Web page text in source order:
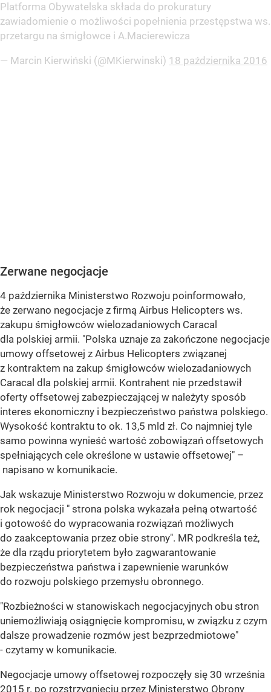
Platforma Obywatelska składa do prokuratury
zawiadomienie o możliwości popełnienia przestępstwa ws.
przetargu na śmigłowce i A.Macierewicza
— Marcin Kierwiński (@MKierwinski) 18 października 2016
Zerwane negocjacje
4 października Ministerstwo Rozwoju poinformowało,
że zerwano negocjacje z firmą Airbus Helicopters ws.
zakupu śmigłowców wielozadaniowych Caracal
dla polskiej armii. "Polska uznaje za zakończone negocjacje
umowy offsetowej z Airbus Helicopters związanej
z kontraktem na zakup śmigłowców wielozadaniowych
Caracal dla polskiej armii. Kontrahent nie przedstawił
oferty offsetowej zabezpieczającej w należyty sposób
interes ekonomiczny i bezpieczeństwo państwa polskiego.
Wysokość kontraktu to ok. 13,5 mld zł. Co najmniej tyle
samo powinna wynieść wartość zobowiązań offsetowych
spełniających cele określone w ustawie offsetowej" –
napisano w komunikacie.
Jak wskazuje Ministerstwo Rozwoju w dokumencie, przez
rok negocjacji " strona polska wykazała pełną otwartość
i gotowość do wypracowania rozwiązań możliwych
do zaakceptowania przez obie strony". MR podkreśla też,
że dla rządu priorytetem było zagwarantowanie
bezpieczeństwa państwa i zapewnienie warunków
do rozwoju polskiego przemysłu obronnego.
"Rozbieżności w stanowiskach negocjacyjnych obu stron
uniemożliwiają osiągnięcie kompromisu, w związku z czym
dalsze prowadzenie rozmów jest bezprzedmiotowe"
- czytamy w komunikacie.
Negocjacje umowy offsetowej rozpoczęły się 30 września
2015 r. po rozstrzygnięciu przez Ministerstwo Obrony